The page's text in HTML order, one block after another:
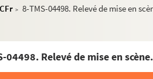
> 8-TMS-04498. Relevé de mise en
04498. Relevé de mise en
Guitry. Le nouveau testament :
de Flers, Francis de Croisset. Les